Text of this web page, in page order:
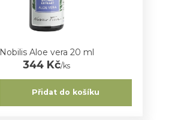
Nobilis Aloe vera 20 ml
344 Kč/ks
Přidat do košíku